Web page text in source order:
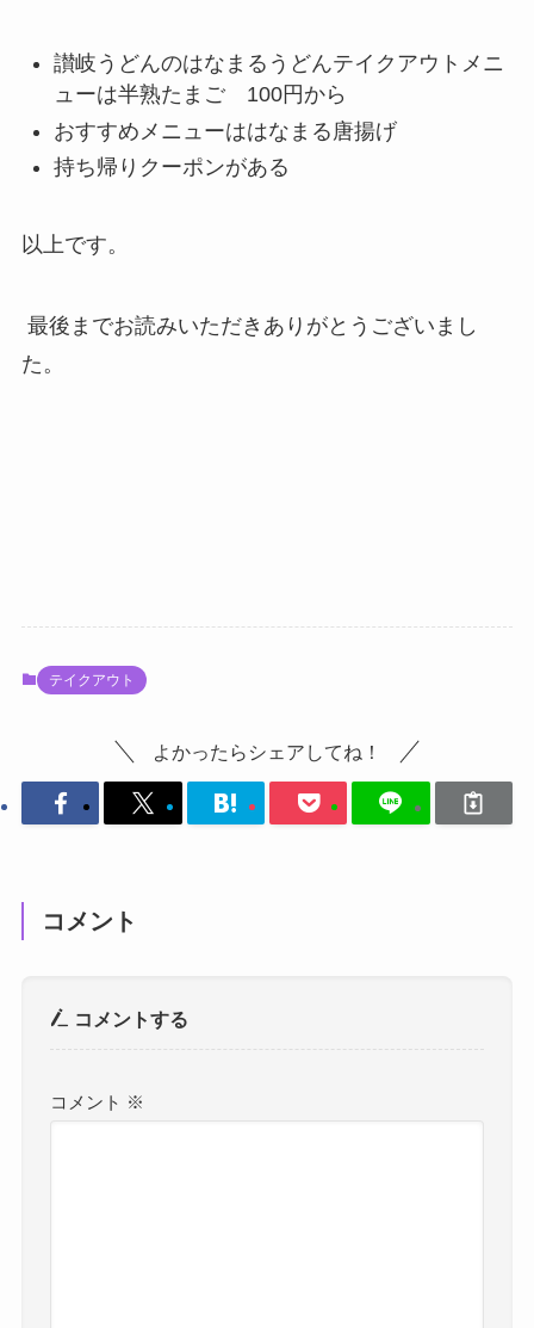
讃岐うどんのはなまるうどんテイクアウトメニ
ューは半熟たまご 100円から
おすすめメニューははなまる唐揚げ
持ち帰りクーポンがある
以上です。
最後までお読みいただきありがとうございまし
た。
テイクアウト
よかったらシェアしてね！
コメント
コメントする
コメント ※